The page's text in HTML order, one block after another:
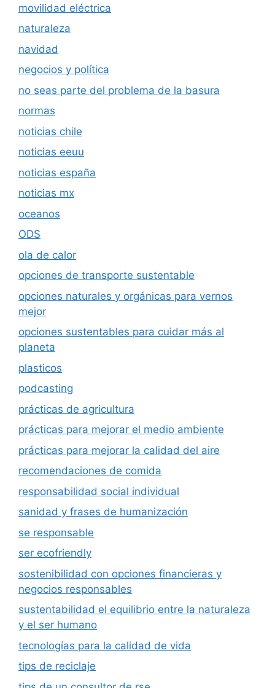
movilidad eléctrica
naturaleza
navidad
negocios y política
no seas parte del problema de la basura
normas
noticias chile
noticias eeuu
noticias españa
noticias mx
oceanos
ODS
ola de calor
opciones de transporte sustentable
opciones naturales y orgánicas para vernos
mejor
opciones sustentables para cuidar más al
planeta
plasticos
podcasting
prácticas de agricultura
prácticas para mejorar el medio ambiente
prácticas para mejorar la calidad del aire
recomendaciones de comida
responsabilidad social individual
sanidad y frases de humanización
se responsable
ser ecofriendly
sostenibilidad con opciones financieras y
negocios responsables
sustentabilidad el equilibrio entre la naturaleza
y el ser humano
tecnologías para la calidad de vida
tips de reciclaje